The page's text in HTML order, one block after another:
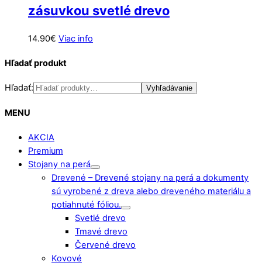
zásuvkou svetlé drevo
14.90€ Viac info
Hľadať produkt
Hľadať: Vyhľadávanie
MENU
AKCIA
Premium
Stojany na perá
Drevené – Drevené stojany na perá a dokumenty
sú vyrobené z dreva alebo dreveného materiálu a
potiahnuté fóliou.
Svetlé drevo
Tmavé drevo
Červené drevo
Kovové